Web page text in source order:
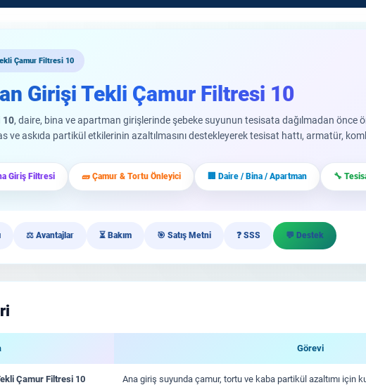
Çamur Filtresi 10
Girişi Tekli Çamur Filtresi 10
10, daire, bina ve apartman girişlerinde şebeke suyunun tesisata dağılmadan önce
ve askıda partikül etkilerinin azaltılmasını destekleyerek tesisat hattı, armatür,
Giriş Filtresi 🧱 Çamur & Tortu Önleyici 🏢 Daire / Bina / Apartman 🔧
⚖️ Avantajlar ⏳ Bakım 🎯 Satış Metni ❓ SSS 💬 Destek
Görevi
Çamur Filtresi 10 Ana giriş suyunda çamur, tortu ve kaba partikül azaltımı için